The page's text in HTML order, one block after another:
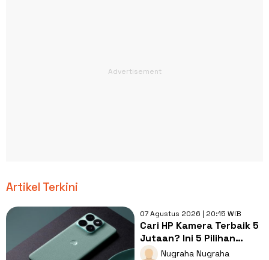
Artikel Terkini
07 Agustus 2026 | 20:15 WIB
Cari HP Kamera Terbaik 5
Jutaan? Ini 5 Pilihan
dengan Foto Paling Tajam
Nugraha Nugraha